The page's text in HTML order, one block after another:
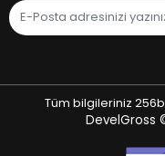
Tüm bilgileriniz
DevelGross